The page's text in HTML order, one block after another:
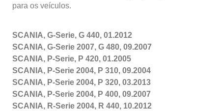
para os veículos.
SCANIA, G-Serie, G 440, 01.2012
SCANIA, G-Serie 2007, G 480, 09.2007
SCANIA, P-Serie, P 420, 01.2005
SCANIA, P-Serie 2004, P 310, 09.2004
SCANIA, P-Serie 2004, P 320, 03.2013
SCANIA, P-Serie 2004, P 400, 09.2007
SCANIA, R-Serie 2004, R 440, 10.2012